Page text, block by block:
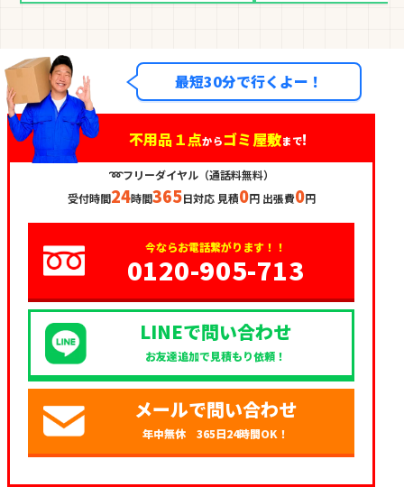
最短30分で行くよー！
不用品１点からゴミ屋敷まで!
➿フリーダイヤル（通話料無料）
受付時間24時間365日対応 見積0円 出張費0円
今ならお電話繋がります！！
0120-905-713
LINEで問い合わせ
お友達追加で見積もり依頼！
メールで問い合わせ
年中無休 365日24時間OK！